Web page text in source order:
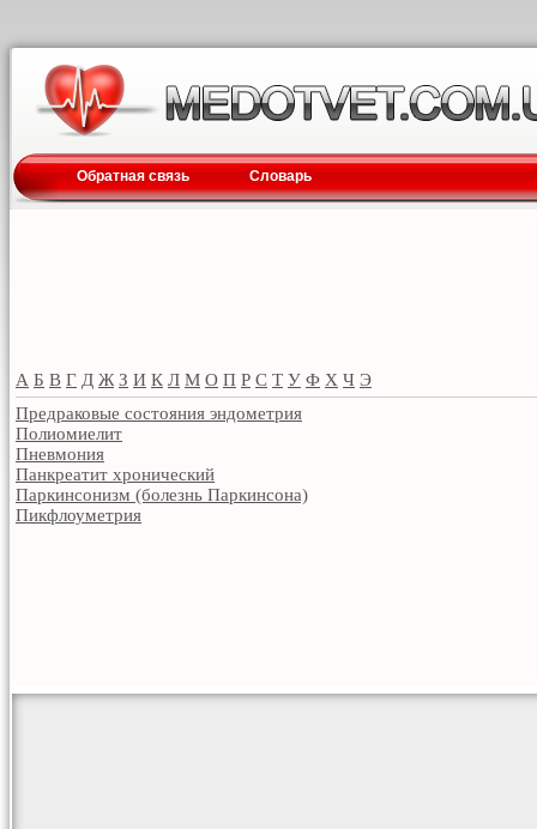
Обратная связь Словарь
А Б В Г Д Ж З И К Л М О П Р С Т У Ф Х Ч Э
Предраковые состояния эндометрия
Полиомиелит
Пневмония
Панкреатит хронический
Паркинсонизм (болезнь Паркинсона)
Пикфлоуметрия